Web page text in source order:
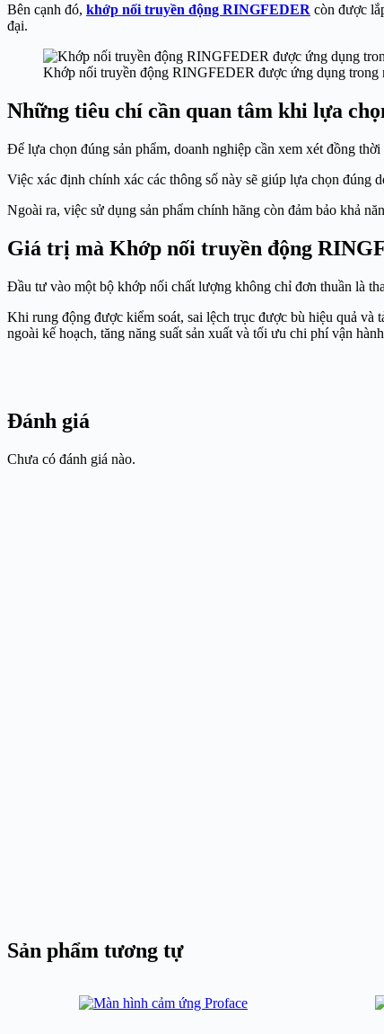
Bên cạnh đó, khớp nối truyền động RINGFEDER còn được
đại.
Khớp nối truyền động RINGFEDER được ứng dụng trong
Những tiêu chí cần quan tâm khi lựa
Để lựa chọn đúng sản phẩm, doanh nghiệp cần xem xét đồng
Việc xác định chính xác các thông số này sẽ giúp lựa chọn đúng
Ngoài ra, việc sử dụng sản phẩm chính hãng còn đảm bảo khả
Giá trị mà Khớp nối truyền động
Đầu tư vào một bộ khớp nối chất lượng không chỉ đơn thuần là
Khi rung động được kiểm soát, sai lệch trục được bù hiệu quả
ngoài kế hoạch, tăng năng suất sản xuất và tối ưu chi phí vận
Đánh giá
Chưa có đánh giá nào.
Sản phẩm tương tự